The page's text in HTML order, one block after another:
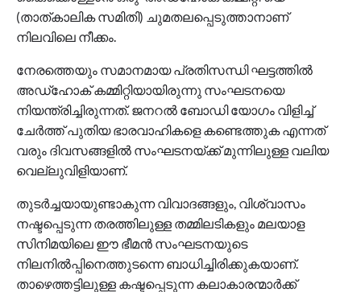
(താത്കാലിക സമിതി) ചുമതലപ്പെടുത്താനാണ്
നിലവിലെ നീക്കം.
നേരത്തെയും സമാനമായ പ്രതിസന്ധി ഘട്ടത്തില്‍
അഡ്ഹോക് കമ്മിറ്റിയായിരുന്നു സംഘടനയെ
നിയന്ത്രിച്ചിരുന്നത്. ജനറല്‍ ബോഡി യോഗം വിളിച്ച്
ചേര്‍ത്ത് പുതിയ ഭാരവാഹികളെ കണ്ടെത്തുക എന്നത്
വരും ദിവസങ്ങളില്‍ സംഘടനയ്ക്ക് മുന്നിലുള്ള വലിയ
വെല്ലുവിളിയാണ്.
തുടര്‍ച്ചയായുണ്ടാകുന്ന വിവാദങ്ങളും, വിശ്വാസം
നഷ്ടപ്പെടുന്ന തരത്തിലുള്ള തമ്മിലടികളും മലയാള
സിനിമയിലെ ഈ ഭീമന്‍ സംഘടനയുടെ
നിലനില്‍പ്പിനെത്തുടന്നെ ബാധിച്ചിരിക്കുകയാണ്.
താഴെത്തട്ടിലുള്ള കഷ്ടപ്പെടുന്ന കലാകാരന്മാര്‍ക്ക്